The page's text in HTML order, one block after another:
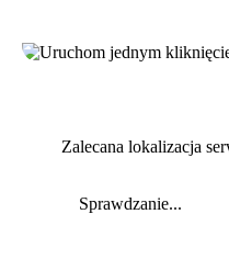
Zalecana lokalizacja
Sprawdzanie...